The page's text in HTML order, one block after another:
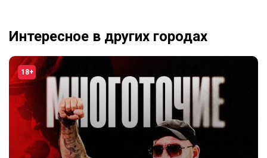
Интересное в других городах
18+